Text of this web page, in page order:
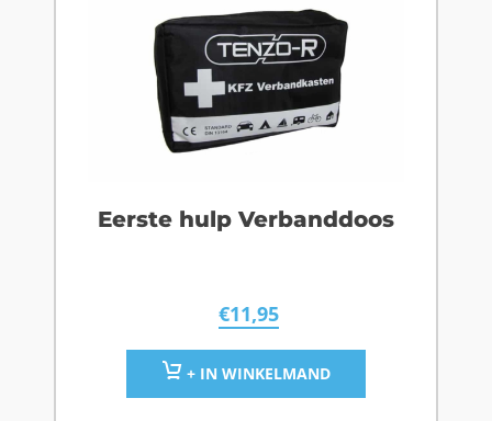
Eerste hulp Verbanddoos
€11,95
+ IN WINKELMAND